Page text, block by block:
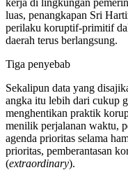
luas, penangkapan Sri
perilaku koruptif-primitif
daerah terus berlangsung.
Tiga penyebab
Sekalipun data yang
angka itu lebih dari cukup
menghentikan praktik
menilik perjalanan waktu,
agenda prioritas selama
prioritas, pemberantasan
(extraordinary).